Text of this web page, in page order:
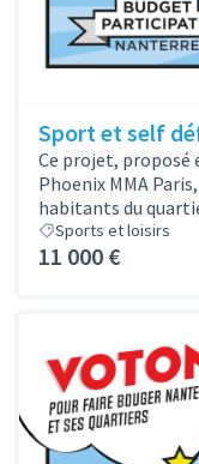
Sport et self
Ce projet, proposé
Phoenix MMA
habitants du
Sports et loisirs
11 000 €